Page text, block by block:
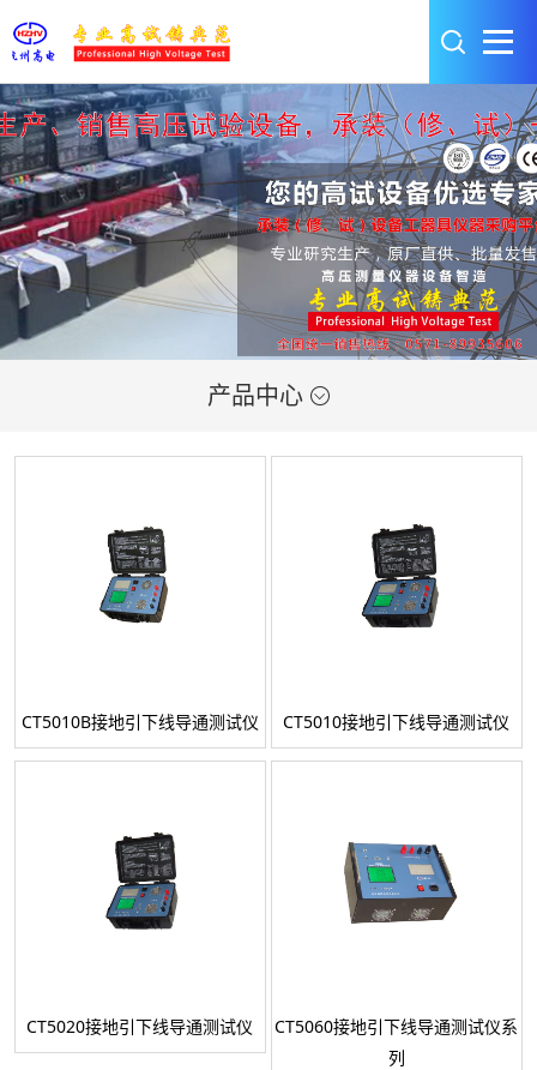
产品中心 
CT5010B接地引下线导通测试仪 CT5010接地引下线导通测试仪
CT5020接地引下线导通测试仪
CT5060接地引下线导通测试仪系
列